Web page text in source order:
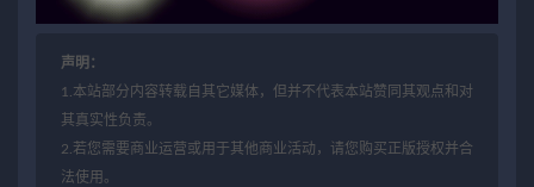
声明：
1.本站部分内容转载自其它媒体，但并不代表本站赞同其观点和对
其真实性负责。
2.若您需要商业运营或用于其他商业活动，请您购买正版授权并合
法使用。